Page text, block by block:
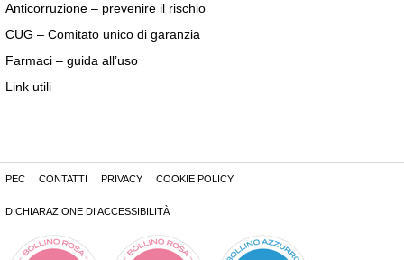
Anticorruzione – prevenire il rischio
CUG – Comitato unico di garanzia
Farmaci – guida all’uso
Link utili
PEC CONTATTI PRIVACY COOKIE POLICY
DICHIARAZIONE DI ACCESSIBILITÀ